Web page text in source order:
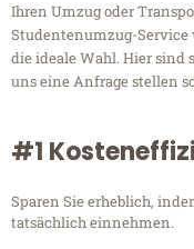
Ihren Umzug oder
Studentenumzug-Service
die ideale Wahl. Hier sind
uns eine Anfrage stellen
#1
Sparen Sie erheblich,
tatsächlich einnehmen.